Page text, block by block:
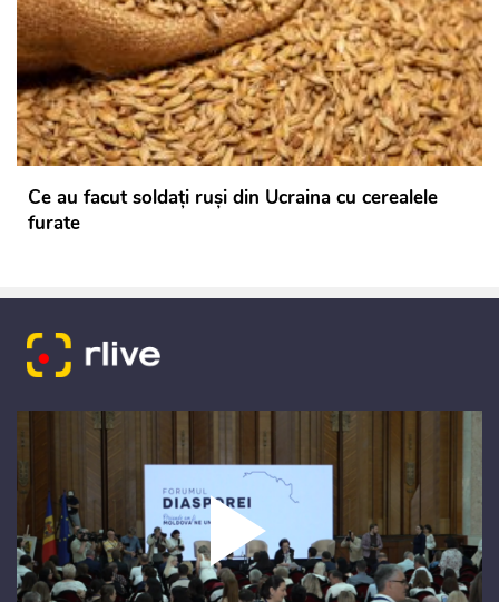
Ce au facut soldaţi ruşi din Ucraina cu cerealele
furate